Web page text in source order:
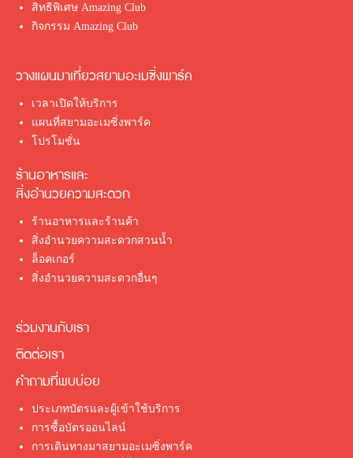
สิทธิพิเศษ Amazing Club
กิจกรรม Amazing Club
วางแผนมาเที่ยวสยามอะเมซิ่งพาร์ค
เวลาเปิดให้บริการ
แผนที่สยามอะเมซิ่งพาร์ค
โปรโมชั่น
ร้านอาหารและ
สิ่งอำนวยความสะดวก
ร้านอาหารและร้านค้า
สิ่งอำนวยความสะดวกสวนน้ำ
ล็อคเกอร์
สิ่งอำนวยความสะดวกอื่นๆ
ร่วมงานกับเรา
ติดต่อเรา
คำถามที่พบบ่อย
ประเภทบัตรและผู้เข้าใช้บริการ
การซื้อบัตรออนไลน์
การเดินทางมาสยามอะเมซิ่งพาร์ค